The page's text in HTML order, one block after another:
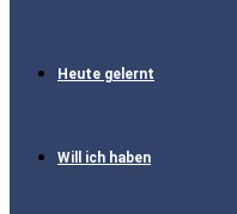
Heute gelernt
Will ich haben